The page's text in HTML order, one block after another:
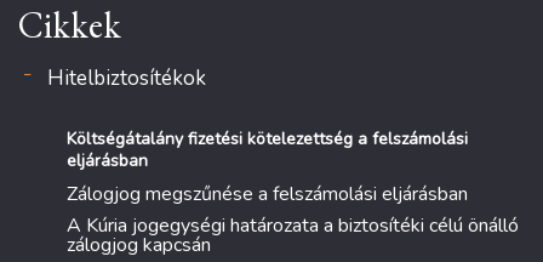
Cikkek
Hitelbiztosítékok
Költségátalány fizetési kötelezettség a felszámolási
eljárásban
Zálogjog megszűnése a felszámolási eljárásban
A Kúria jogegységi határozata a biztosítéki célú önálló
zálogjog kapcsán